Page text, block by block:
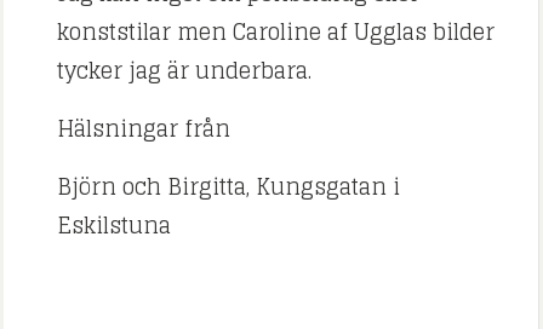
konststilar men Caroline af Ugglas bilder
tycker jag är underbara.
Hälsningar från
Björn och Birgitta, Kungsgatan i
Eskilstuna